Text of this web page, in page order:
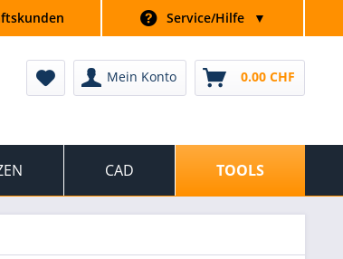
Service/Hilfe ▼
Mein Konto 0.00 CHF
CAD TOOLS